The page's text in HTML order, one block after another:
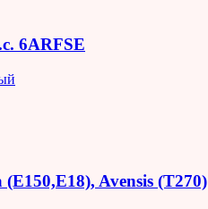
6ARFSE
Avensis (T270)